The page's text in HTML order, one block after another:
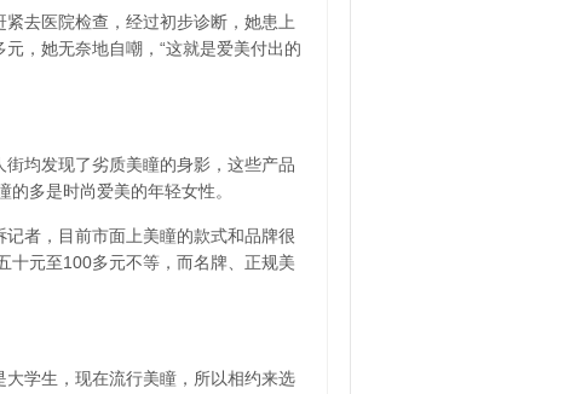
去医院检查，经过初步诊断，她患上
，她无奈地自嘲，“这就是爱美付出的
均发现了劣质美瞳的身影，这些产品
多是时尚爱美的年轻女性。
者，目前市面上美瞳的款式和品牌很
十元至100多元不等，而名牌、正规美
学生，现在流行美瞳，所以相约来选